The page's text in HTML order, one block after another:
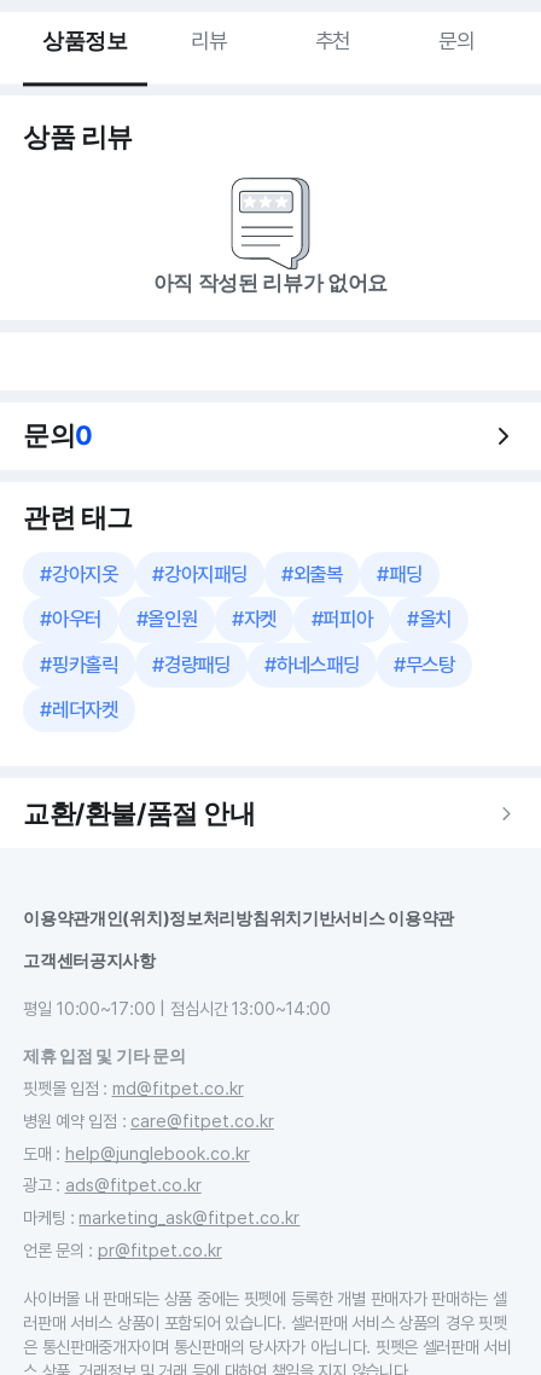
상품정보 리뷰 추천 문의
상품 리뷰
아직 작성된 리뷰가 없어요
문의0
관련 태그
#강아지옷 #강아지패딩 #외출복 #패딩
#아우터 #올인원 #자켓 #퍼피아 #올치
#핑카홀릭 #경량패딩 #하네스패딩 #무스탕
#레더자켓
교환/환불/품절 안내
이용약관개인(위치)정보처리방침위치기반서비스 이용약관
고객센터공지사항
평일 10:00~17:00 | 점심시간 13:00~14:00
제휴 입점 및 기타 문의
핏펫몰 입점 : md@fitpet.co.kr
병원 예약 입점 : care@fitpet.co.kr
도매 : help@junglebook.co.kr
광고: ads@fitpet.co.kr
마케팅 : marketing_ask@fitpet.co.kr
언론 문의 : pr@fitpet.co.kr
사이버몰 내 판매되는 상품 중에는 핏펫에 등록한 개별 판매자가 판매하는 셀
러판매 서비스 상품이 포함되어 있습니다. 셀러판매 서비스 상품의 경우 핏펫
은 통신판매중개자이며 통신판매의 당사자가 아닙니다. 핏펫은 셀러판매 서비
스 상품, 거래정보 및 거래 등에 대하여 책임을 지지 않습니다.